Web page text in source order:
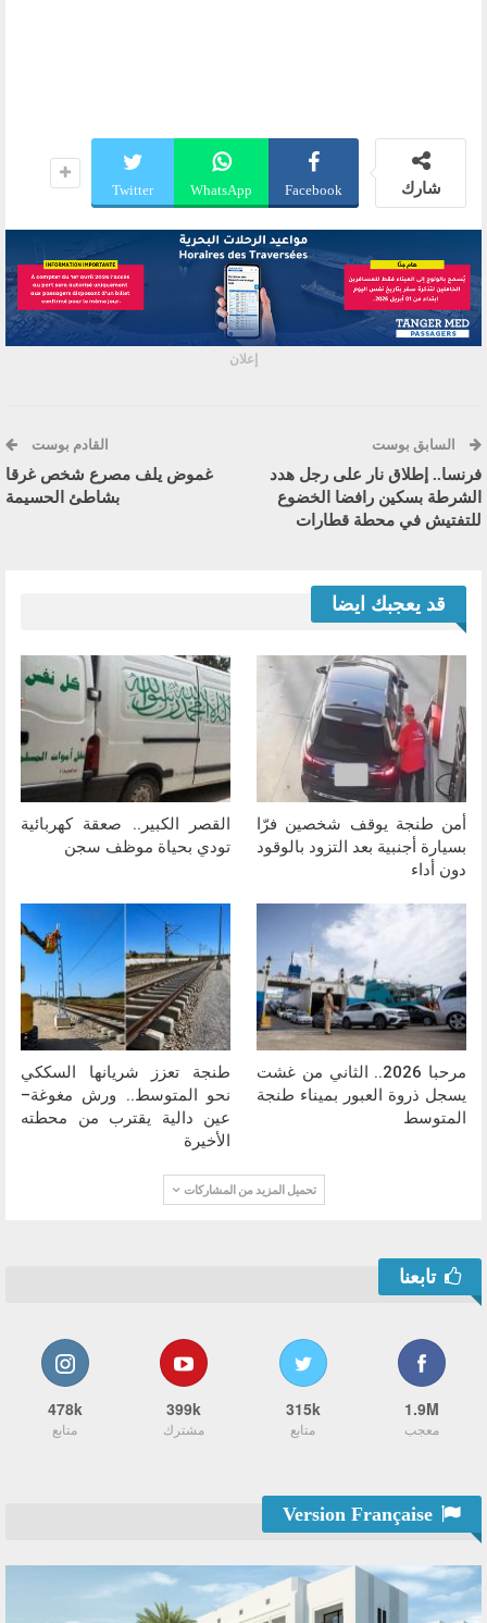
شارك Facebook
WhatsApp
Twitter
إعلان
السابق بوست
فرنسا.. إطلاق نار على رجل هدد
الشرطة بسكين رافضا الخضوع
للتفتيش في محطة قطارات
القادم بوست
غموض يلف مصرع شخص غرقا
بشاطئ الحسيمة
قد يعجبك ايضا
أمن طنجة يوقف شخصين فرّا
بسيارة أجنبية بعد التزود بالوقود
دون أداء
القصر الكبير.. صعقة كهربائية
تودي بحياة موظف سجن
مرحبا 2026.. الثاني من غشت
يسجل ذروة العبور بميناء طنجة
المتوسط
طنجة تعزز شريانها السككي
نحو المتوسط.. ورش مغوغة–
عين دالية يقترب من محطته
الأخيرة
تحميل المزيد من المشاركات
تابعنا
1.9M
معجب
315k
متابع
399k
مشترك
478k
متابع